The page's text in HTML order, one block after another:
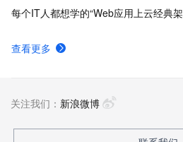
每个IT人都想学的“Web应用上云经典
查看更多
关注我们： 新浪微博